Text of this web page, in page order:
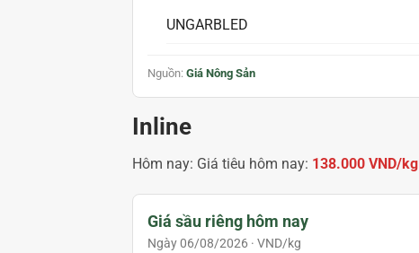
UNGARBLED
Nguồn: Giá Nông Sản
Inline
Hôm nay: Giá tiêu hôm nay: 138.000 VND/kg
Giá sầu riêng hôm nay
Ngày 06/08/2026 · VND/kg